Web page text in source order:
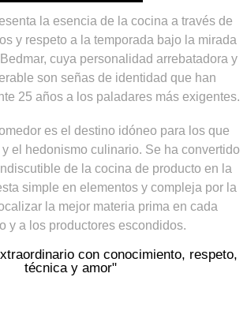
la esencia de la cocina a través de
y respeto a la temporada bajo la mirada
cuya personalidad arrebatadora y
son señas de identidad que han
25 años a los paladares más exigentes.
es el destino idóneo para los que
el hedonismo culinario. Se ha convertido
de la cocina de producto en la
simple en elementos y compleja por la
la mejor materia prima en cada
y a los productores escondidos.
con conocimiento, respeto,
técnica y amor"